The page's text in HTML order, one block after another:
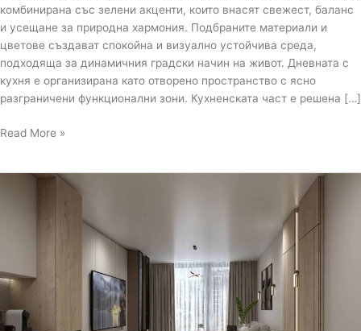
комбинирана със зелени акценти, които внасят свежест, баланс
и усещане за природна хармония. Подбраните материали и
цветове създават спокойна и визуално устойчива среда,
подходяща за динамичния градски начин на живот. Дневната с
кухня е организирана като отворено пространство с ясно
разграничени функционални зони. Кухненската част е решена […]
Read More »
Дизайн
сграда
В1,